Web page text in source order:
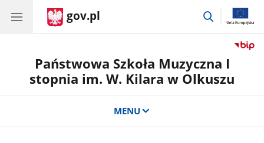
gov.pl
przejdź
Państwowa Szkoła Muzyczna I
stopnia im. W. Kilara w Olkuszu
MENU